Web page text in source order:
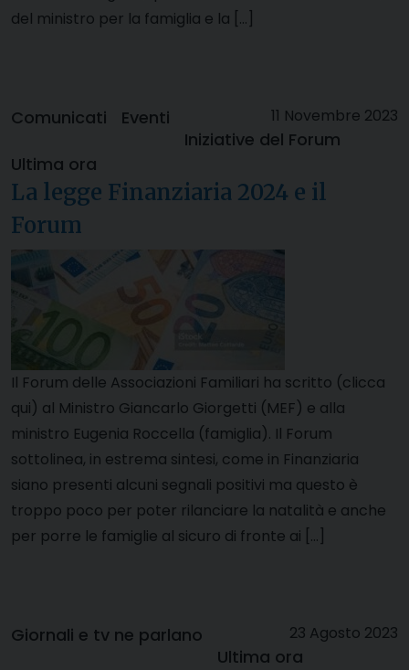
del ministro per la famiglia e la […]
11 Novembre 2023
Comunicati
Eventi
Iniziative del Forum
Ultima ora
La legge Finanziaria 2024 e il
Forum
Il Forum delle Associazioni Familiari ha scritto (clicca
qui) al Ministro Giancarlo Giorgetti (MEF) e alla
ministro Eugenia Roccella (famiglia). Il Forum
sottolinea, in estrema sintesi, come in Finanziaria
siano presenti alcuni segnali positivi ma questo è
troppo poco per poter rilanciare la natalità e anche
per porre le famiglie al sicuro di fronte ai […]
23 Agosto 2023
Giornali e tv ne parlano
Ultima ora